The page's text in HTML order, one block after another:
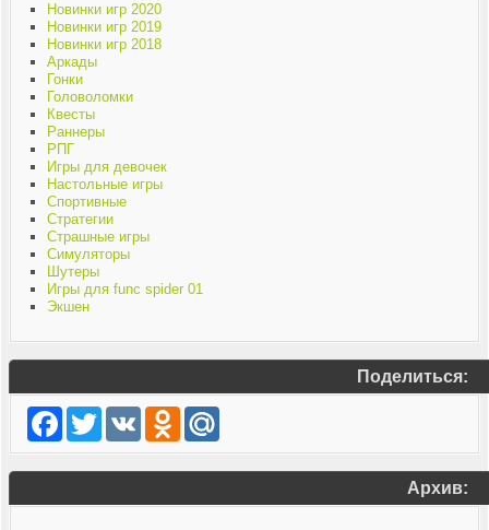
Новинки игр 2020
Новинки игр 2019
Новинки игр 2018
Аркады
Гонки
Головоломки
Квесты
Раннеры
РПГ
Игры для девочек
Настольные игры
Спортивные
Стратегии
Страшные игры
Симуляторы
Шутеры
Игры для func spider 01
Экшен
Поделиться:
Facebook
TwitterVK Odnoklassniki
Mail.Ru
Архив: